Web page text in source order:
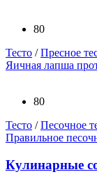
80
Тесто /Пресное
Яичная лапша
80
Тесто /Песочное
Правильное
Кулинарные